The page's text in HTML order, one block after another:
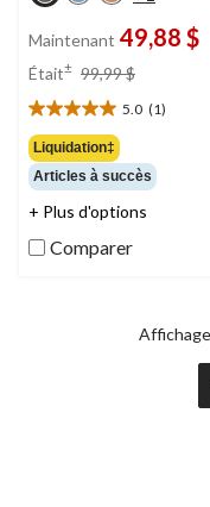
Maintenant 49,88 $
Était± 99,99 $
99,99 $
5.0 (1)
5.0
étoile(s)
sur
5.
1
Liquidation‡
Articles à succès
+ Plus d'options
Comparer